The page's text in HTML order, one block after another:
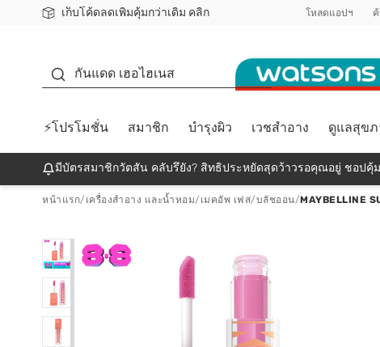
เก็บโค้ดลดเพิ่มคุ้มกว่าเดิม คลิก
ชอปออนไลน์ครั้งแรก ลดเพิ่มจุก ๆ 10%! 🎉
📦ส่งฟรี! เมื่อชอป 499฿
สมาชิกวัตสัน คลับดียังไง? โหลดแอปฯ
กันแดด เฮอไฮเนส
⚡โปรโมชั่น สมาชิก บำรุงผิว เวชสำอาง ดูแลสุข
มีบัตรสมาชิกวัตสัน คลับรึยัง? สิทธิประหยัดสุดว้าวรอคุณอยู่ ชอปคุ้
หน้าแรก/ เครื่องสำอาง และน้ำหอม/ เมคอัพ เฟส/บลัชออน/MAYBELLINE